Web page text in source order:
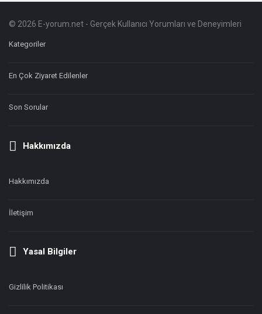
Footer
Hakkında
© 2026 E-yorum.net - Gerçek Kullanıcı Yorumları ve Deneyimleri
Kategoriler
En Çok Ziyaret Edilenler
Son Sorular
Hakkımızda
Hakkımızda
İletişim
Yasal Bilgiler
Gizlilik Politikası